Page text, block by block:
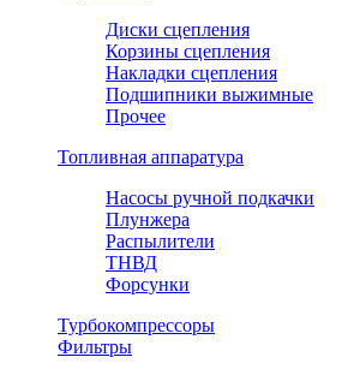
Диски сцепления
Корзины сцепления
Накладки сцепления
Подшипники выжимные
Прочее
Топливная аппаратура
Насосы ручной подкачки
Плунжера
Распылители
ТНВД
Форсунки
Турбокомпрессоры
Фильтры